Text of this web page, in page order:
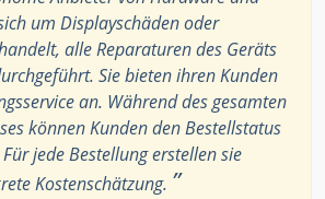
um Displayschäden oder
alle Reparaturen des Geräts
Sie bieten ihren Kunden
an. Während des gesamten
können Kunden den Bestellstatus
jede Bestellung erstellen sie
Kostenschätzung. ”